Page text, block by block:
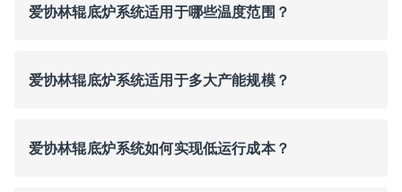
爱协林辊底炉系统适用于哪些温度范围？
爱协林辊底炉系统适用于多大产能规模？
爱协林辊底炉系统如何实现低运行成本？